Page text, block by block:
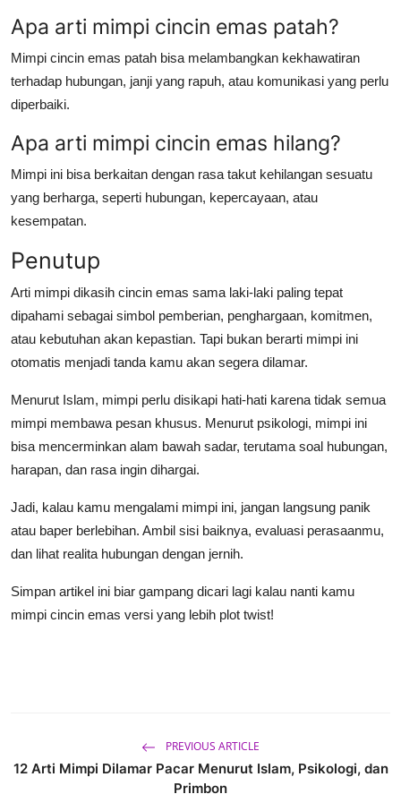
Apa arti mimpi cincin emas patah?
Mimpi cincin emas patah bisa melambangkan kekhawatiran
terhadap hubungan, janji yang rapuh, atau komunikasi yang perlu
diperbaiki.
Apa arti mimpi cincin emas hilang?
Mimpi ini bisa berkaitan dengan rasa takut kehilangan sesuatu
yang berharga, seperti hubungan, kepercayaan, atau
kesempatan.
Penutup
Arti mimpi dikasih cincin emas sama laki-laki paling tepat
dipahami sebagai simbol pemberian, penghargaan, komitmen,
atau kebutuhan akan kepastian. Tapi bukan berarti mimpi ini
otomatis menjadi tanda kamu akan segera dilamar.
Menurut Islam, mimpi perlu disikapi hati-hati karena tidak semua
mimpi membawa pesan khusus. Menurut psikologi, mimpi ini
bisa mencerminkan alam bawah sadar, terutama soal hubungan,
harapan, dan rasa ingin dihargai.
Jadi, kalau kamu mengalami mimpi ini, jangan langsung panik
atau baper berlebihan. Ambil sisi baiknya, evaluasi perasaanmu,
dan lihat realita hubungan dengan jernih.
Simpan artikel ini biar gampang dicari lagi kalau nanti kamu
mimpi cincin emas versi yang lebih plot twist!
PREVIOUS ARTICLE
12 Arti Mimpi Dilamar Pacar Menurut Islam, Psikologi, dan
Primbon